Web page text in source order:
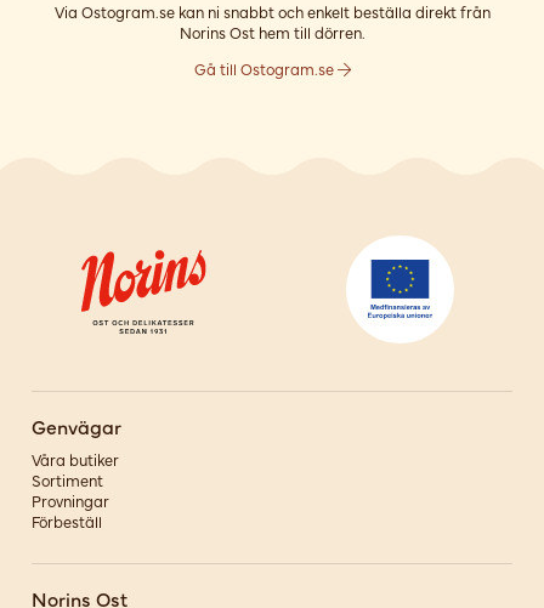
Via Ostogram.se kan ni snabbt och enkelt beställa direkt från
Norins Ost hem till dörren.
Gå till Ostogram.se
Genvägar
Våra butiker
Sortiment
Provningar
Förbeställ
Norins Ost